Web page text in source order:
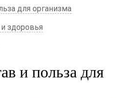
для организма
здоровья
и польза для